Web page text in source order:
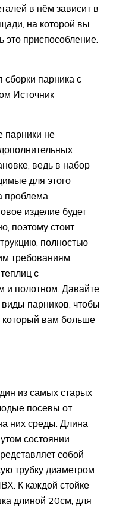
в нём зависит в
на которой вы
это приспособление.
сборки парника с
Источник
парники не
ведь в набор
для этого
проблема:
изделие будет
поэтому стоит
полностью
требованиям.
с
и полотном. Давайте
парников, чтобы
который вам больше
из самых старых
посевы от
них среды. Длина
состоянии
собой
трубку диаметром
К каждой стойке
длиной 20см, для